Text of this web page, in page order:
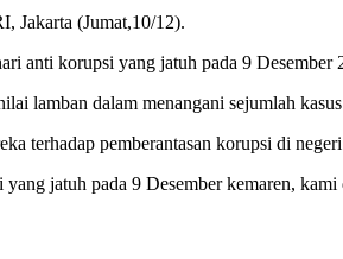
Jakarta (Jumat,10/12).
anti korupsi yang jatuh pada 9 Desember
lamban dalam menangani sejumlah
terhadap pemberantasan korupsi di
jatuh pada 9 Desember kemaren,